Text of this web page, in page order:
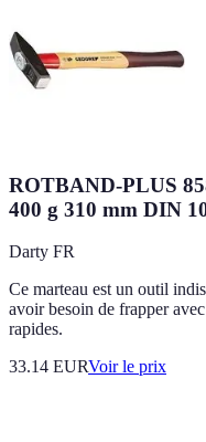
ROTBAND-PLUS
400 g 310 mm DIN
Darty FR
Ce marteau est un outil
avoir besoin de frapper
rapides.
33.14 EURVoir le prix